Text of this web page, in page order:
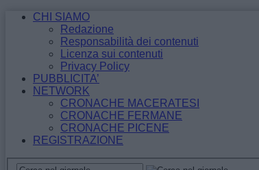
CHI SIAMO
Redazione
Responsabilità dei contenuti
Licenza sui contenuti
Privacy Policy
PUBBLICITA’
NETWORK
CRONACHE MACERATESI
CRONACHE FERMANE
CRONACHE PICENE
REGISTRAZIONE